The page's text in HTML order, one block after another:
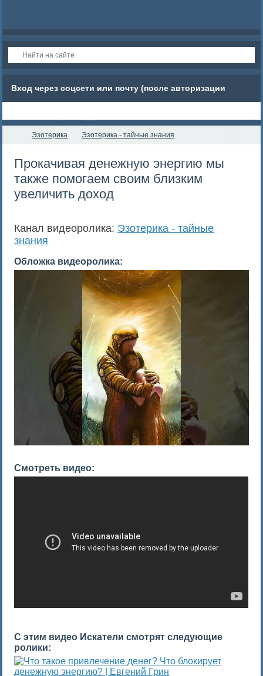
Вход через соцсети или почту (после авторизации
Эзотерика Эзотерика - тайные знания
Прокачивая денежную энергию мы
также помогаем своим близким
увеличить доход
Канал видеоролика: Эзотерика - тайные
знания
Обложка видеоролика:
Смотреть видео:
С этим видео Искатели смотрят следующие
ролики: